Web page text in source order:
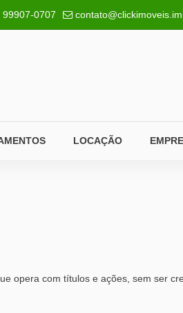
99907-0707
LOCAÇÃO
opera com títulos e ações, sem ser